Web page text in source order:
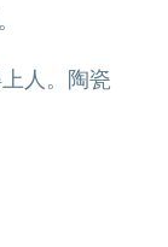
人。陶瓷